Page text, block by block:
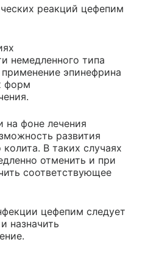
реакций цефепим
немедленного типа
эпинефрина
форм
на фоне лечения
развития
В таких случаях
отменить и при
соответствующее
цефепим следует
назначить